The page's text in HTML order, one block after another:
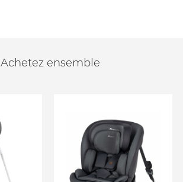
Achetez ensemble